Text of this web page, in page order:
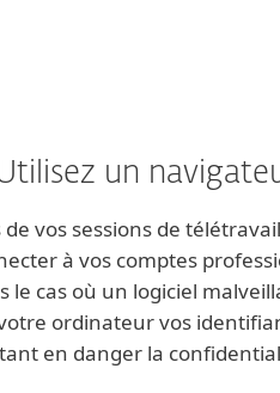
un
de vos sessions de
à vos comptes
le cas où un logiciel
ordinateur vos
en danger la